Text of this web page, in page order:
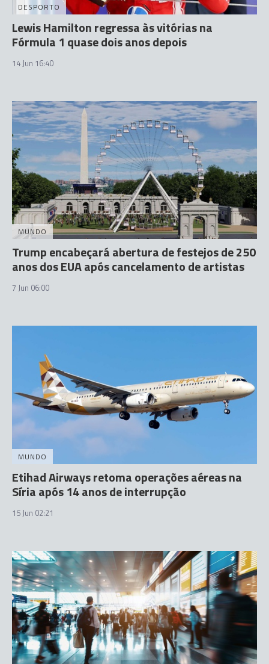
DESPORTO
Lewis Hamilton regressa às vitórias na
Fórmula 1 quase dois anos depois
14 Jun 16:40
MUNDO
Trump encabeçará abertura de festejos de 250
anos dos EUA após cancelamento de artistas
7 Jun 06:00
MUNDO
Etihad Airways retoma operações aéreas na
Síria após 14 anos de interrupção
15 Jun 02:21